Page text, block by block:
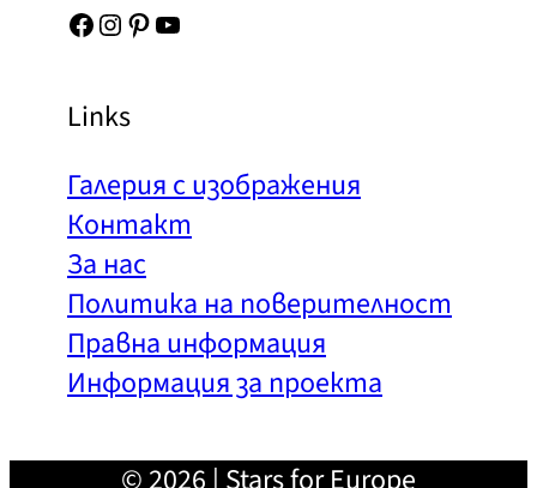
Facebook Instagram Pinterest YouTube
Links
Галерия с изображения
Контакт
За нас
Политика на поверителност
Правна информация
Информация за проекта